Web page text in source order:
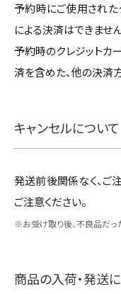
予約時にご使用された
による決済はできません
予約時のクレジットカ
済を含めた、他の決済
キャンセルについて
発送前後関係なく、ご
ご注意ください。
※お受け取り後、不良品だっ
商品の入荷・発送